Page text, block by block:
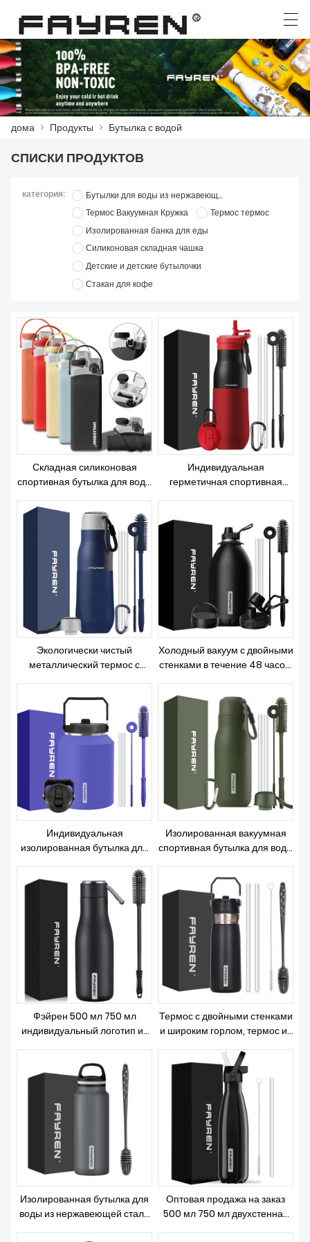
ДОМА
НОВОСТИ
СВЯЖИТЕСЬ С НАМИ
О НАС
العربية Deutsch Ελληνική γλώσσα English
дома > Продукты > Бутылка с водой
СПИСКИ ПРОДУКТОВ
категория:
Бутылки для воды из нержавеющей стали
Термос Вакуумная Кружка
Термос термос
Изолированная банка для еды
Силиконовая складная чашка
Детские и детские бутылочки
Стакан для кофе
Складная силиконовая
спортивная бутылка для воды
многоразовая бутылка для
воды для спортзала,
разработанная под заказ
Индивидуальная
герметичная спортивная
тройной вакуумной
изоляцией и двойной
изоляцией по всему миру
Экологически чистый
металлический термос с
содержащий бпа, бутылка
для питьевой воды
Холодный вакуум с двойными
стенками в течение 48 часов.
БФА, большой спортивный
кувшин для воды из
нержавеющей стали на 128
унций с ручкой, соломенными
крышками для носика.
Индивидуальная
изолированная бутылка для
с порошковым покрытием на
64 унции
Изолированная вакуумная
спортивная бутылка для воды
500 мл с веревочной ручкой
Фэйрен 500 мл 750 мл
индивидуальный логотип из
изолированная спортивная
бутылка для воды
герметичный термос с
двойными стенками термосы
Термос с двойными стенками
и широким горлом, термос из
для воды с соломенной
крышкой и ручкой
Изолированная бутылка для
воды из нержавеющей стали
Оптовая продажа на заказ
500 мл 750 мл двухстенная